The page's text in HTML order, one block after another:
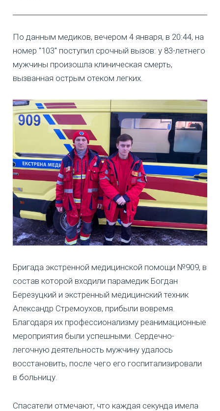
По данным медиков, вечером 4 января, в 20:44, на
номер "103" поступил срочный вызов: у 83-летнего
мужчины произошла клиническая смерть,
вызванная острым отеком легких.
Бригада экстренной медицинской помощи №909, в
состав которой входили парамедик Богдан
Березуцкий и экстренный медицинский техник
Александр Стремоухов, прибыли вовремя.
Благодаря их профессионализму реанимационные
мероприятия были успешными. Сердечно-
легочную деятельность мужчину удалось
восстановить, после чего его госпитализировали
в больницу.
Спасатели отмечают, что каждая секунда имела